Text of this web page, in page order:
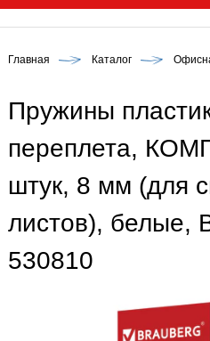
Главная Каталог
Пружины
переплета,
штук, 8 мм (для
листов), белые,
530810